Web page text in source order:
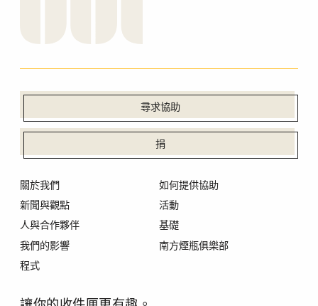
尋求協助
捐
關於我們
新聞與觀點
人與合作夥伴
我們的影響
程式
如何提供協助
活動
基礎
南方煙瓶俱樂部